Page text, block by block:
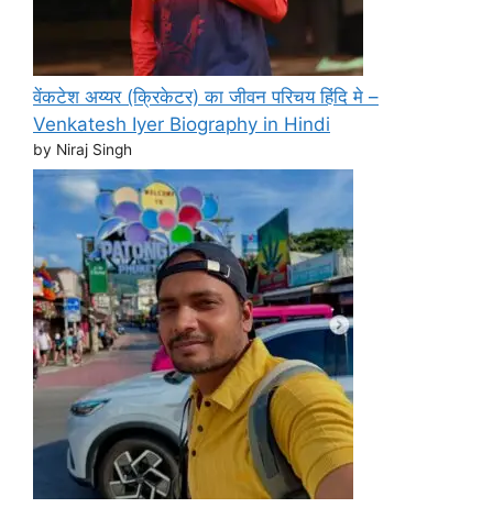
वेंकटेश अय्यर (क्रिकेटर) का जीवन परिचय हिंदि मे –
Venkatesh Iyer Biography in Hindi
by Niraj Singh